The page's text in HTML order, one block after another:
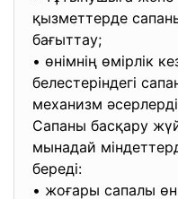
қызметтерде
бағыттау;
• өнімнің өмірлік
белестеріндегі
механизм
Сапаны басқару
мынадай
береді:
• жоғары сапалы